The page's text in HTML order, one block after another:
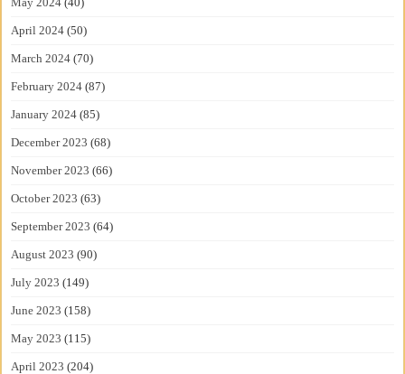
April 2024 (50)
March 2024 (70)
February 2024 (87)
January 2024 (85)
December 2023 (68)
November 2023 (66)
October 2023 (63)
September 2023 (64)
August 2023 (90)
July 2023 (149)
June 2023 (158)
May 2023 (115)
April 2023 (204)